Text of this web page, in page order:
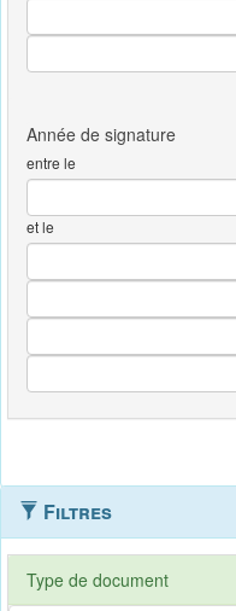
entre le
et le
Filtres
Type de document